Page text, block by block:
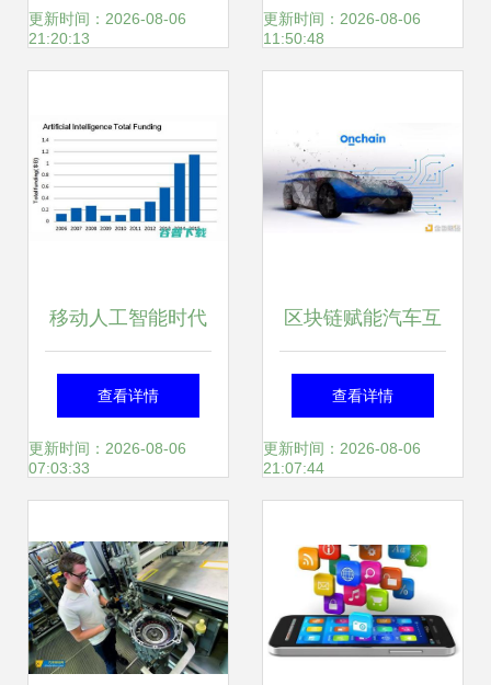
程序的UI/UX设计
更新时间：2026-08-06
21:20:13
共赢圈
更新时间：2026-08-06
11:50:48
移动人工智能时代
已来临 甲骨文高管
解码电话与应用的
查看详情
更新时间：2026-08-06
07:03:33
区块链赋能汽车互
联重磅亮相 分布式
技术如何重构智慧
查看详情
更新时间：2026-08-06
21:07:44